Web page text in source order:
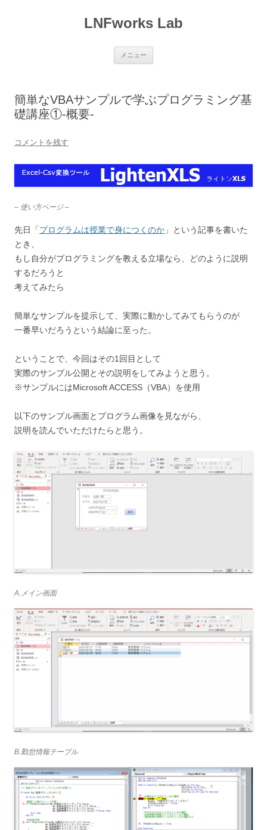
LNFworks Lab
メニュー
ス
簡単なVBAサンプルで学ぶプログラミング基
礎講座①-概要-
コメントを残す
– 使い方ページ –
先日「プログラムは授業で身につくのか 」という記事を書いた
とき、
もし自分がプログラミングを教える立場なら、どのように説明
するだろうと
考えてみたら
簡単なサンプルを提示して、実際に動かしてみてもらうのが
一番早いだろうという結論に至った。
ということで、今回はその1回目として
実際のサンプル公開とその説明をしてみようと思う。
※サンプルにはMicrosoft ACCESS（VBA）を使用
以下のサンプル画面とプログラム画像を見ながら、
説明を読んでいただけたらと思う。
A.メイン画面
B.勤怠情報テーブル